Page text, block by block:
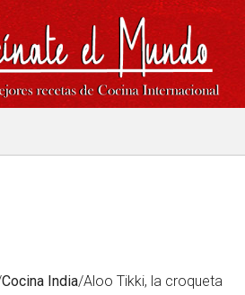
Cocina India/Aloo Tikki, la croqueta